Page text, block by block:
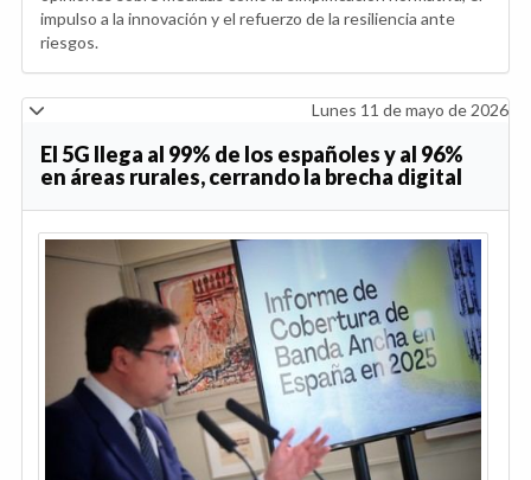
impulso a la innovación y el refuerzo de la resiliencia ante
riesgos.
Lunes 11 de mayo de 2026
El 5G llega al 99% de los españoles y al 96%
en áreas rurales, cerrando la brecha digital